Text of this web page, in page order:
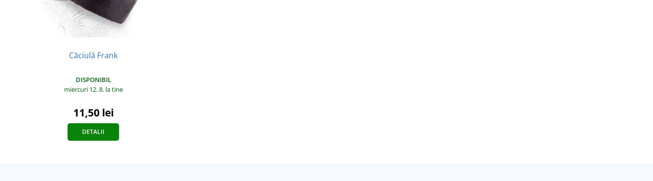
Căciulă Frank
DISPONIBIL
miercuri 12. 8. la tine
11,50 lei
DETALII